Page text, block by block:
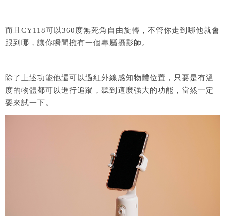
而且CY118可以360度無死角自由旋轉，不管你走到哪他就會
跟到哪，讓你瞬間擁有一個專屬攝影師。
除了上述功能他還可以過紅外線感知物體位置，只要是有溫
度的物體都可以進行追蹤，聽到這麼強大的功能，當然一定
要來試一下。